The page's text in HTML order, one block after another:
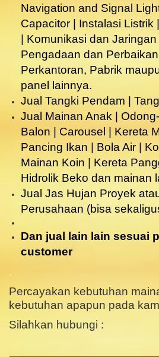
Navigation and Signal
Capacitor | Instalasi Listrik
| Komunikasi dan Jaringan
Pengadaan dan
Perkantoran, Pabrik
panel lainnya.
Jual Tangki Pendam |
Jual Mainan Anak |
Balon | Carousel | Kereta
Pancing Ikan | Bola Air |
Mainan Koin | Kereta
Hidrolik Beko dan mainan
Jual Jas Hujan Proyek
Perusahaan (bisa
Dan jual lain lain sesuai
customer
.
Percayakan kebutuhan
kebutuhan apapun pada
Silahkan hubungi :
.